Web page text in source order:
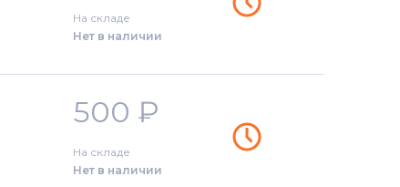
На складе
Нет в наличии
500 ₽
На складе
Нет в наличии